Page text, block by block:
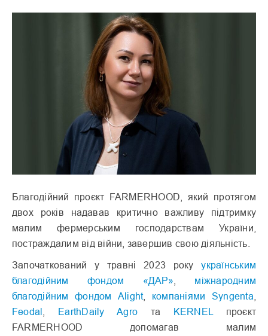
Благодійний проєкт FARMERHOOD, який протягом
двох років надавав критично важливу підтримку
малим фермерським господарствам України,
постраждалим від війни, завершив свою діяльність.
Започаткований у травні 2023 рокуукраїнським
благодійним фондом «ДАР»
міжнародним
благодійним фондом Alight, компаніями Syngenta
Feodal
EarthDaily Agro та KERNEL
проєкт
FARMERHOOD допомагав малим